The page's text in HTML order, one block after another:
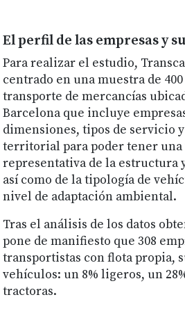
El perfil de las empresas y
Para realizar el estudio,
centrado en una muestra de
transporte de mercancías
Barcelona que incluye
dimensiones, tipos de servicio
territorial para poder tener
representativa de la estructura
así como de la tipología de
nivel de adaptación ambiental.
Tras el análisis de los datos
pone de manifiesto que 308
transportistas con flota propia,
vehículos: un 8% ligeros, un
tractoras.